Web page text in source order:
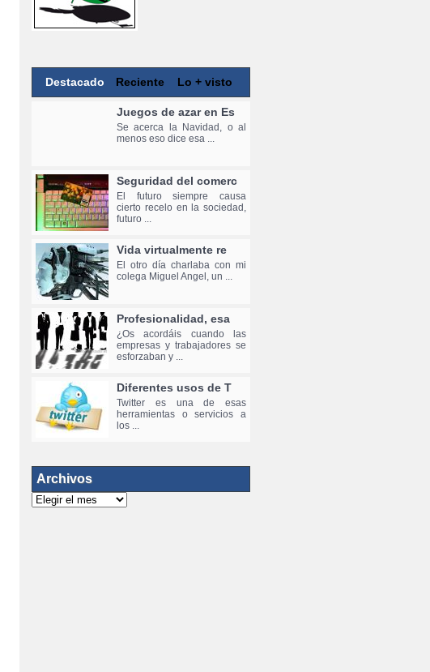
Destacado Reciente Lo + visto
Juegos de azar en Es
Se acerca la Navidad, o al
menos eso dice esa ...
Seguridad del comerc
El futuro siempre causa
cierto recelo en la sociedad,
futuro ...
Vida virtualmente re
El otro día charlaba con mi
colega Miguel Angel, un ...
Profesionalidad, esa
¿Os acordáis cuando las
empresas y trabajadores se
esforzaban y ...
Diferentes usos de T
Twitter es una de esas
herramientas o servicios a
los ...
Archivos
Archivos